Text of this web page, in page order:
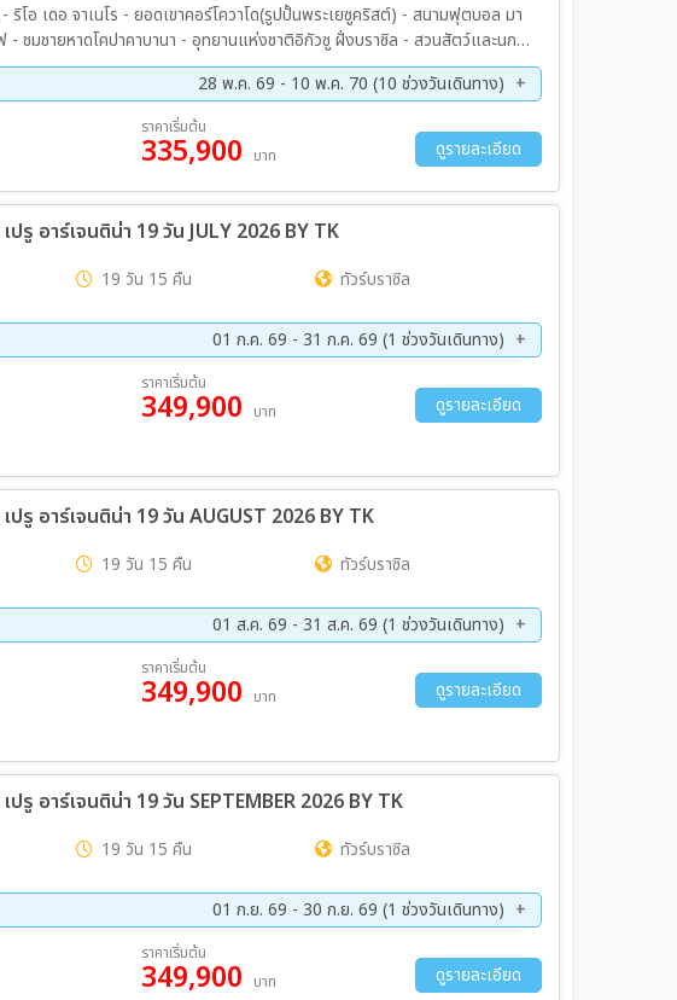
- ริโอ เดอ จาเนโร - ยอดเขาคอร์โควาโด(รูปปั้นพระเยซูคริสต์) - สนามฟุตบอล มา
- ชมชายหาดโคปาคาบานา - อุทยานแห่งชาติอิกัวซู ฝั่งบราซิล - สวนสัตว์และนก
Foz do Iguaçu) - พักโรงแรม 5 ดาวริมน้ำตก - ชมอุทยานแห่งชาติอิกัวซูฝั่ง
ชมน้ำตก - นั่งรถจิ๊ปชมป่า - ชมอุทยานแห่งชาติอิกัวซูฝั่งอาร์เจนตินา - อุทยานแห่ง
28 พ.ค. 69 - 10 พ.ค. 70 (10 ช่วงวันเดินทาง)
28 ก.ย. 69 - 10 ต.ค. 69
24 ธ.ค. 69 - 05 ม.ค. 70
20 ม.ค. 70 - 01 ก.พ. 70
70
ราคาเริ่มต้น
335,900 บาท ดูรายละเอียด
ปรู อาร์เจนติน่า 19 วัน JULY 2026 BY TK
19 วัน 15 คืน ทัวร์บราซิล
01 ก.ค. 69 - 31 ก.ค. 69 (1 ช่วงวันเดินทาง)
ราคาเริ่มต้น
349,900 บาท ดูรายละเอียด
ปรู อาร์เจนติน่า 19 วัน AUGUST 2026 BY TK
19 วัน 15 คืน ทัวร์บราซิล
01 ส.ค. 69 - 31 ส.ค. 69 (1 ช่วงวันเดินทาง)
ราคาเริ่มต้น
349,900 บาท ดูรายละเอียด
ปรู อาร์เจนติน่า 19 วัน SEPTEMBER 2026 BY TK
19 วัน 15 คืน ทัวร์บราซิล
01 ก.ย. 69 - 30 ก.ย. 69 (1 ช่วงวันเดินทาง)
ราคาเริ่มต้น
349,900 บาท ดูรายละเอียด